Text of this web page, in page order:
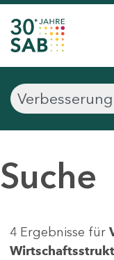
Suche
4 Ergebnisse für